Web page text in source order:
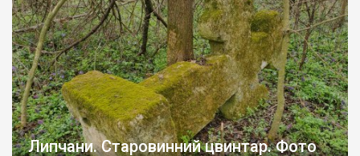
Липчани. Старовинний цвинтар. Фото